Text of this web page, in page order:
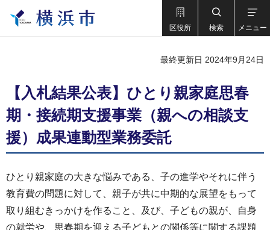
区役所 検索 メニュー
最終更新日 2024年9月24日
【入札結果公表】ひとり親家庭思春
期・接続期支援事業（親への相談支
援）成果連動型業務委託
ひとり親家庭の大きな悩みである、子の進学やそれに伴う
教育費の問題に対して、親子が共に中期的な展望をもって
取り組むきっかけを作ること、及び、子どもの親が、自身
の就労や、思春期を迎える子どもとの関係等に関する課題